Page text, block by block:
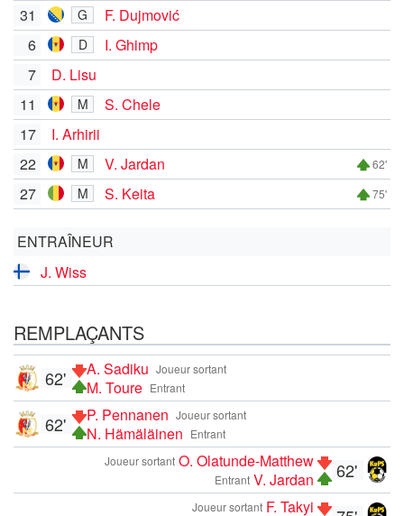
31
G
F. Dujmović
6
D
I. Ghimp
7
D. Lisu
11
M
S. Chele
17
I. Arhirii
22
M V. Jardan 62'
27 M S. Keita 75'
ENTRAÎNEUR
J. Wiss
REMPLAÇANTS
Joueur sortant
A. Sadiku
Entrant
M. Toure
62'
Joueur sortant
P. Pennanen
Entrant
N. Hämäläinen
62'
62'
Joueur sortant O. Olatunde-Matthew
Entrant V. Jardan
Joueur sortant F. Takyi